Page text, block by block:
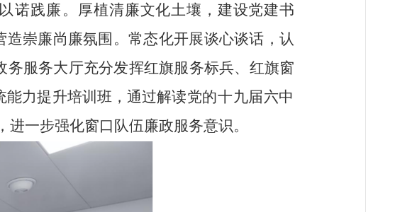
诺践廉。 厚植清廉文化土壤，建设党建书
造崇廉尚廉氛围。常态化开展谈心谈话，认
务服务大厅充分发挥红旗服务标兵、红旗窗
能力提升培训班，通过解读党的十九届六中
进一步强化窗口队伍廉政服务意识。